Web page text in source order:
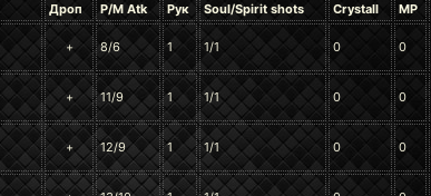
Дроп P/M Atk Рук Soul/Spirit shots Crystall MP
+ 8/6 1 1/1 0 0
+ 11/9 1 1/1 0 0
+ 12/9 1 1/1 0 0